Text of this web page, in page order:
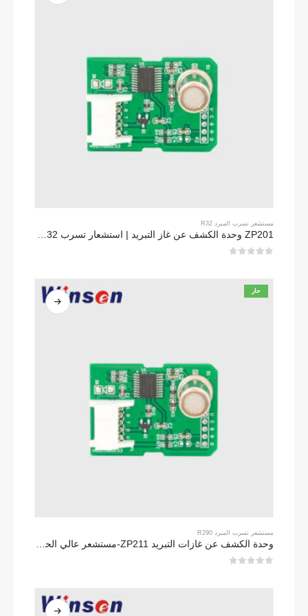
مستشعر تسرب المبرد R32
ZP201 وحدة الكشف عن غاز التبريد | استشعار تسرب R32 عالية الحساسية
حار
مستشعر تسرب المبرد R290
وحدة الكشف عن غازات التبريد ZP211-مستشعر عالي الحساسية للكشف عن تسرب التبريد